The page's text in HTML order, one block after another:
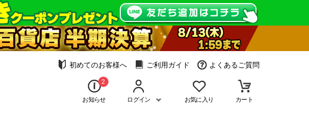
初めてのお客様へ ご利用ガイド よくあるご質問
2
お知らせ ログイン お気に入り カート